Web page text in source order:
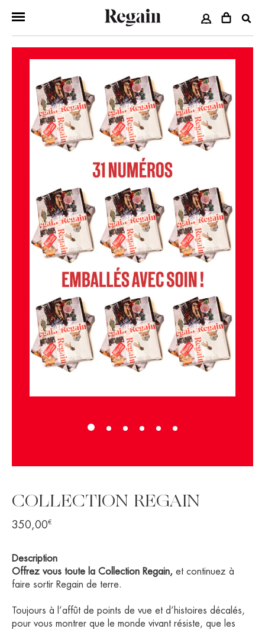
COMPTE
COLLECTION REGAIN
350,00€
Description
Offrez vous toute la Collection Regain, et continuez à
faire sortir Regain de terre.
Toujours à l’affût de points de vue et d’histoires décalés,
pour vous montrer que le monde vivant résiste, que les